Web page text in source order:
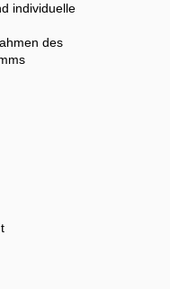
individuelle
des